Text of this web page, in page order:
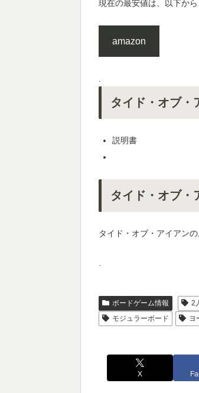
現在の最安値は、以下から
amazon
.
タイド・オブ・
説明書
タイド・オブ・
タイド・オブ・アイアン
.
ボードゲーム情報 2
モジュラーボード
ヨ
X